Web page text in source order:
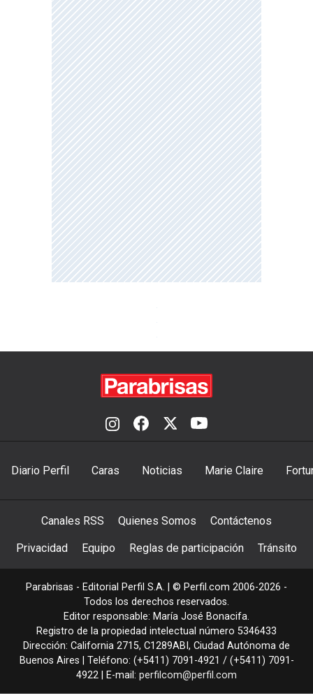
Diario Perfil Caras Noticias Marie Claire
Canales RSS Quienes Somos Contáctenos
Privacidad Equipo Reglas de participación Tránsito
Parabrisas - Editorial Perfil S.A. | © Perfil.com 2006-2026 -
Todos los derechos reservados.
Editor responsable: María José Bonacifa.
Registro de la propiedad intelectual número 5346433
Dirección: California 2715, C1289ABI, Ciudad Autónoma de
Buenos Aires | Teléfono: (+5411) 7091-4921 / (+5411) 7091-
4922 | E-mail: perfilcom@perfil.com